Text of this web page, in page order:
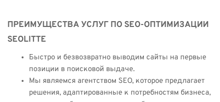
ПРЕИМУЩЕСТВА УСЛУГ ПО SEO-ОПТИМИЗАЦИИ
SEOLITTE
Быстро и безвозвратно выводим сайты на первые
позиции в поисковой выдаче.
Мы являемся агентством SEO, которое предлагает
решения, адаптированные к потребностям бизнеса,